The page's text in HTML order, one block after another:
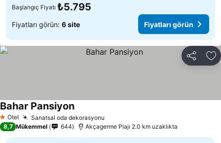
Başlangıç Fiyatı ₺5.795
Fiyatları görün: 6 site Fiyatları görün
Paylaş
1 Yıldız
Otel Sanatsal oda dekorasyonu
Bahar Pansiyon
8,7 Mükemmel 644 Akçagerme Plajı 2.0 km uzaklıkta